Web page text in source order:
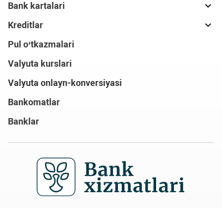
Bank kartalari
Kreditlar
Pul o‘tkazmalari
Valyuta kurslari
Valyuta onlayn-konversiyasi
Bankomatlar
Banklar